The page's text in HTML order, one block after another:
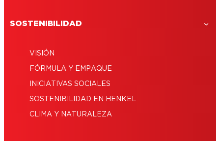
SOSTENIBILIDAD
VISIÓN
FÓRMULA Y EMPAQUE
INICIATIVAS SOCIALES
SOSTENIBILIDAD EN HENKEL
CLIMA Y NATURALEZA